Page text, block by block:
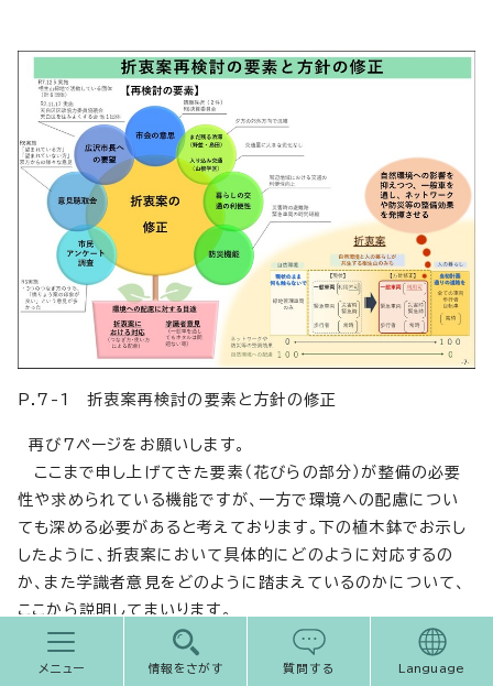
P.7-1 折衷案再検討の要素と方針の修正
再び7ページをお願いします。
ここまで申し上げてきた要素（花びらの部分）が整備の必要
性や求められている機能ですが、一方で環境への配慮につい
ても深める必要があると考えております。下の植木鉢でお示し
したように、折衷案において具体的にどのように対応するの
か、また学識者意見をどのように踏まえているのかについて、
ここから説明してまいります。
メニュー 情報をさがす 質問する Language